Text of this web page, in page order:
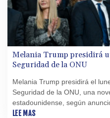
Melania Trump presidirá
Seguridad de la ONU
Melania Trump presidirá el
Seguridad de la ONU, una
estadounidense, según
LEE MAS